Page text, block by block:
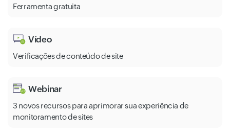
Ferramenta gratuita
Vídeo
Verificações de conteúdo de site
Webinar
3 novos recursos para aprimorar sua experiência de
monitoramento de sites